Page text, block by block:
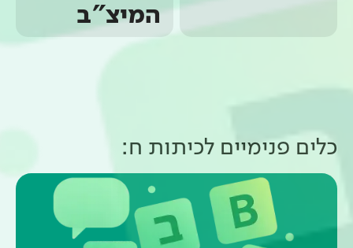
המיצ"ב
כלים פנימיים לכיתות ח: